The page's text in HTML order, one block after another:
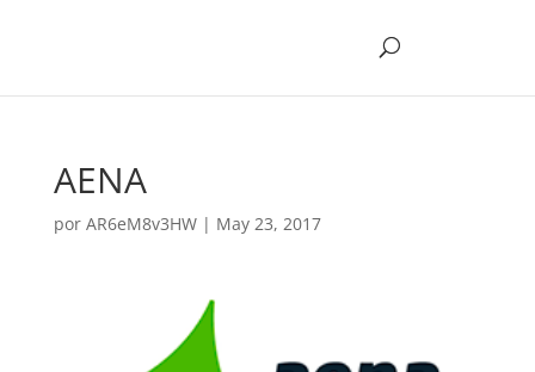
AENA
por AR6eM8v3HW| May 23, 2017